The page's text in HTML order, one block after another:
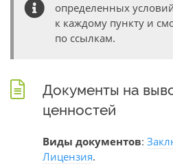
определенных
к каждому пункту и
по ссылкам.
Документы на
ценностей
Виды документов:
Лицензия.